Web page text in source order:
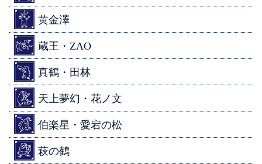
黄金澤
蔵王・ZAO
真鶴・田林
天上夢幻・花ノ文
伯楽星・愛宕の松
萩の鶴